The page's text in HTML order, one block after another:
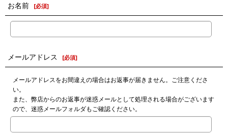
お名前 [必須]
メールアドレス [必須]
メールアドレスをお間違えの場合はお返事が届きません。ご注意くださ
い。
また、弊店からのお返事が迷惑メールとして処理される場合がございます
ので、迷惑メールフォルダもご確認ください。